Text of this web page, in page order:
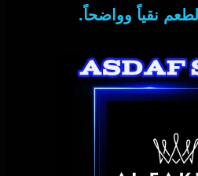
نقياً وواضحاً.